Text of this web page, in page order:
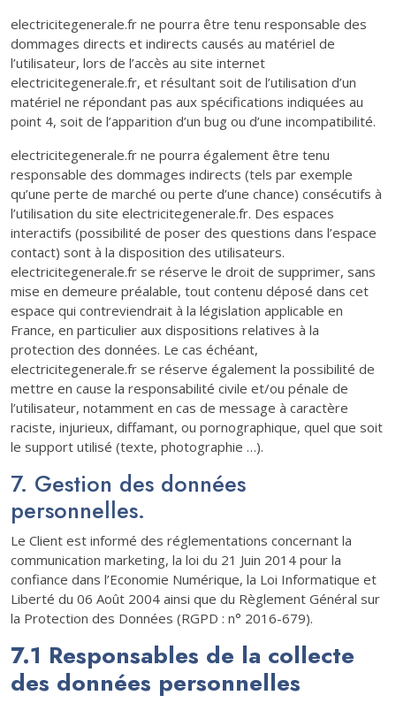
electricitegenerale.fr ne pourra être tenu responsable des
dommages directs et indirects causés au matériel de
l’utilisateur, lors de l’accès au site internet
electricitegenerale.fr, et résultant soit de l’utilisation d’un
matériel ne répondant pas aux spécifications indiquées au
point 4, soit de l’apparition d’un bug ou d’une incompatibilité.
electricitegenerale.fr ne pourra également être tenu
responsable des dommages indirects (tels par exemple
qu’une perte de marché ou perte d’une chance) consécutifs à
l’utilisation du site electricitegenerale.fr. Des espaces
interactifs (possibilité de poser des questions dans l’espace
contact) sont à la disposition des utilisateurs.
electricitegenerale.fr se réserve le droit de supprimer, sans
mise en demeure préalable, tout contenu déposé dans cet
espace qui contreviendrait à la législation applicable en
France, en particulier aux dispositions relatives à la
protection des données. Le cas échéant,
electricitegenerale.fr se réserve également la possibilité de
mettre en cause la responsabilité civile et/ou pénale de
l’utilisateur, notamment en cas de message à caractère
raciste, injurieux, diffamant, ou pornographique, quel que soit
le support utilisé (texte, photographie …).
7. Gestion des données
personnelles.
Le Client est informé des réglementations concernant la
communication marketing, la loi du 21 Juin 2014 pour la
confiance dans l’Economie Numérique, la Loi Informatique et
Liberté du 06 Août 2004 ainsi que du Règlement Général sur
la Protection des Données (RGPD : n° 2016-679).
7.1 Responsables de la collecte
des données personnelles